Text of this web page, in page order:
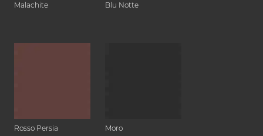
Malachite Blu Notte
Rosso Persia Moro